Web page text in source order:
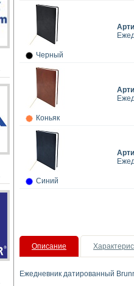
Черный
Коньяк
Синий
Описание
Ежедневник датированный